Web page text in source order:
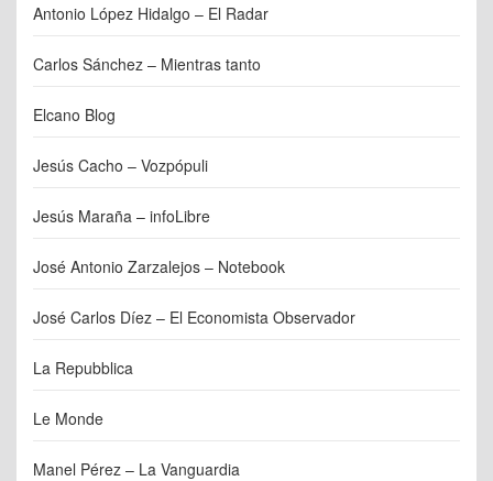
Antonio López Hidalgo – El Radar
Carlos Sánchez – Mientras tanto
Elcano Blog
Jesús Cacho – Vozpópuli
Jesús Maraña – infoLibre
José Antonio Zarzalejos – Notebook
José Carlos Díez – El Economista Observador
La Repubblica
Le Monde
Manel Pérez – La Vanguardia